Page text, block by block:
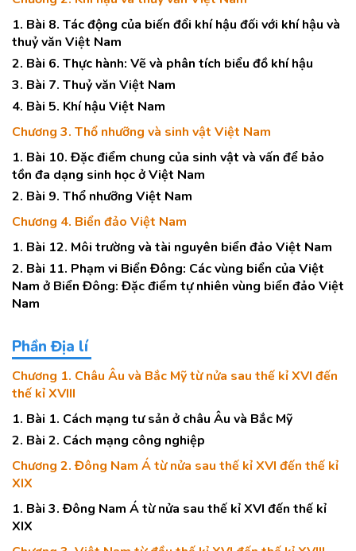
1. Bài 8. Tác động của biến đổi khí hậu đối với khí hậu và
thuỷ văn Việt Nam
2. Bài 6. Thực hành: Vẽ và phân tích biểu đồ khí hậu
3. Bài 7. Thuỷ văn Việt Nam
4. Bài 5. Khí hậu Việt Nam
Chương 3. Thổ nhưỡng và sinh vật Việt Nam
1. Bài 10. Đặc điểm chung của sinh vật và vấn để bảo
tồn đa dạng sinh học ở Việt Nam
2. Bài 9. Thổ nhưỡng Việt Nam
Chương 4. Biển đảo Việt Nam
1. Bài 12. Môi trường và tài nguyên biển đảo Việt Nam
2. Bài 11. Phạm vi Biển Đông: Các vùng biển của Việt
Nam ở Biển Đông: Đặc điểm tự nhiên vùng biển đảo Việt
Nam
Phần Địa lí
Chương 1. Châu Âu và Bắc Mỹ từ nửa sau thế kỉ XVI đến
thế kỉ XVIII
1. Bài 1. Cách mạng tư sản ở châu Âu và Bắc Mỹ
2. Bài 2. Cách mạng công nghiệp
Chương 2. Đông Nam Á từ nửa sau thế kỉ XVI đến thế kỉ
XIX
1. Bài 3. Đông Nam Á từ nửa sau thế kỉ XVI đến thế kỉ
XIX